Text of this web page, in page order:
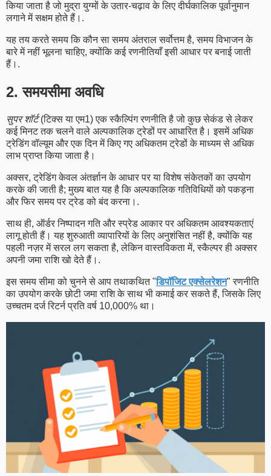
किया जाता है जो मुद्रा युग्मों के उतार-चढ़ाव के लिए दीर्घकालिक पूर्वानुमान
लगाने में सक्षम होते हैं।.
यह तय करते समय कि कौन सा समय अंतराल सर्वोत्तम है, समय विभाजन के
बारे में नहीं भूलना चाहिए, क्योंकि कई रणनीतियाँ इसी आधार पर बनाई जाती
हैं।.
2. समयसीमा अवधि
सुपर शॉर्ट(टिक्स या एम1) एक स्कैल्पिंग रणनीति है जो कुछ सेकंड से लेकर
कई मिनट तक चलने वाले अल्पकालिक ट्रेडों पर आधारित है। इसमें अधिक
ट्रेडिंग वॉल्यूम और एक दिन में किए गए अधिकतम ट्रेडों के माध्यम से अधिक
लाभ प्राप्त किया जाता है।
अक्सर, ट्रेडिंग केवल अंतर्ज्ञान के आधार पर या विशेष संकेतकों का उपयोग
करके की जाती है; मुख्य बात यह है कि अल्पकालिक गतिविधियों को पकड़ना
और फिर समय पर ट्रेड को बंद करना।.
साथ ही, ऑर्डर निष्पादन गति और स्प्रेड आकार पर अधिकतम आवश्यकताएं
लागू होती हैं। यह शुरुआती व्यापारियों के लिए अनुशंसित नहीं है, क्योंकि यह
पहली नज़र में सरल लग सकता है, लेकिन वास्तविकता में, स्कैल्पर ही अक्सर
अपनी जमा राशि खो देते हैं।.
इस समय सीमा को चुनने से आप तथाकथित "डिपॉजिट एक्सेलरेशन" रणनीति
का उपयोग करके छोटी जमा राशि के साथ भी कमाई कर सकते हैं, जिसके लिए
उच्चतम दर्ज रिटर्न प्रति वर्ष 10,000% था।